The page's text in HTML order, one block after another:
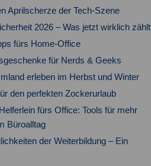
Aprilscherze der Tech-Szene
2026 – Was jetzt wirklich zählt
fürs Home-Office
für Nerds & Geeks
erleben im Herbst und Winter
den perfekten Zockerurlaub
fürs Office: Tools für mehr
Büroalltag
der Weiterbildung – Ein